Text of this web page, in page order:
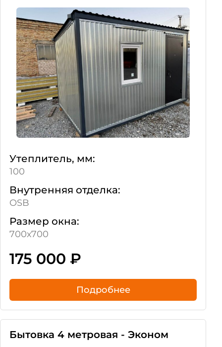
Утеплитель, мм:
100
Внутренняя отделка:
OSB
Размер окна:
700х700
175 000 ₽
Подробнее
Бытовка 4 метровая - Эконом